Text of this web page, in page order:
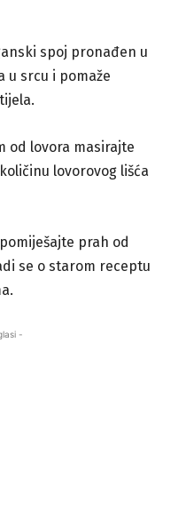
spoj pronađen u
u srcu i pomaže
od lovora masirajte
lovorovog lišća
prah od
se o starom receptu
-